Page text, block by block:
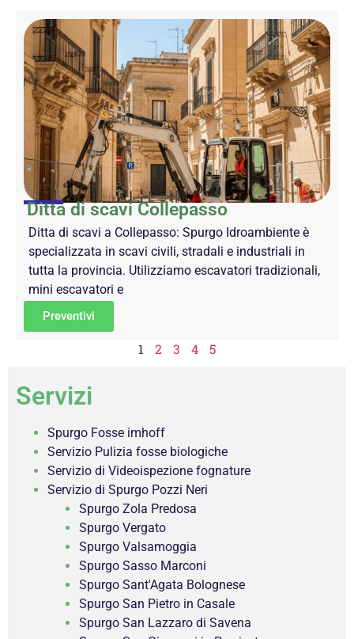
Ditta di scavi Collepasso
Ditta di scavi a Collepasso: Spurgo Idroambiente è
specializzata in scavi civili, stradali e industriali in
tutta la provincia. Utilizziamo escavatori tradizionali,
mini escavatori e
Preventivi
1 2 3 4 5
Servizi
Spurgo Fosse imhoff
Servizio Pulizia fosse biologiche
Servizio di Videoispezione fognature
Servizio di Spurgo Pozzi Neri
Spurgo Zola Predosa
Spurgo Vergato
Spurgo Valsamoggia
Spurgo Sasso Marconi
Spurgo Sant'Agata Bolognese
Spurgo San Pietro in Casale
Spurgo San Lazzaro di Savena